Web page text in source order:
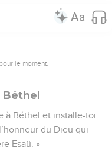
le moment.
Béthel
à Béthel et installe-toi
du Dieu qui
Esaü. »